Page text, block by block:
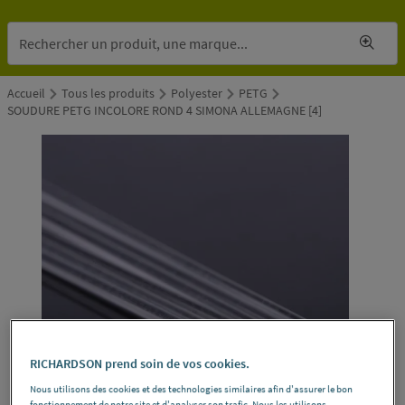
Accueil Tous les produits Polyester
PETG
SOUDURE PETG INCOLORE ROND 4 SIMONA ALLEMAGNE [4]
RICHARDSON prend soin de vos cookies.
Nous utilisons des cookies et des technologies similaires afin d'assurer le bon